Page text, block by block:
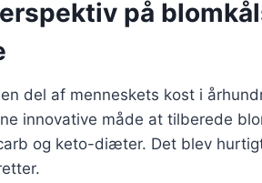
på
del af menneskets kost i
innovative måde at tilberede
og keto-diæter. Det blev